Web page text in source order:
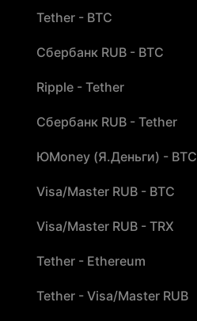
Tether - BTC
Сбербанк RUB - BTC
Ripple - Tether
Сбербанк RUB - Tether
ЮMoney (Я.Деньги) - BTC
Visa/Master RUB - BTC
Visa/Master RUB - TRX
Tether - Ethereum
Tether - Visa/Master RUB